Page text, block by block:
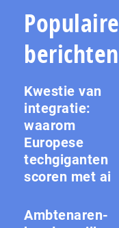
Populaire
berichten
Kwestie van
integratie:
waarom
Europese
techgiganten
scoren met ai
Amb­te­na­ren­